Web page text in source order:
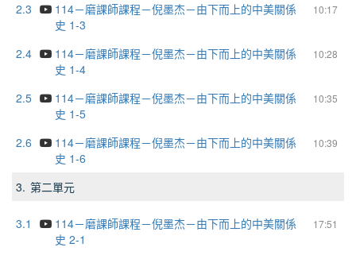
2.3
10:17
114－磨課師課程－倪墨杰－由下而上的中美關係
史 1-3
2.4
10:28
114－磨課師課程－倪墨杰－由下而上的中美關係
史 1-4
2.5
10:35
114－磨課師課程－倪墨杰－由下而上的中美關係
史 1-5
2.6
10:39
114－磨課師課程－倪墨杰－由下而上的中美關係
史 1-6
3. 第二單元
3.1 17:51
114－磨課師課程－倪墨杰－由下而上的中美關係
史 2-1